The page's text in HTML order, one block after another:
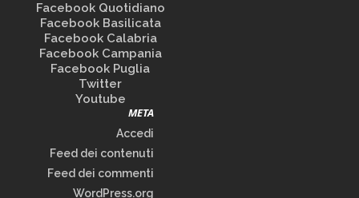
Facebook Quotidiano
Facebook Basilicata
Facebook Calabria
Facebook Campania
Facebook Puglia
Twitter
Youtube
META
Accedi
Feed dei contenuti
Feed dei commenti
WordPress.org